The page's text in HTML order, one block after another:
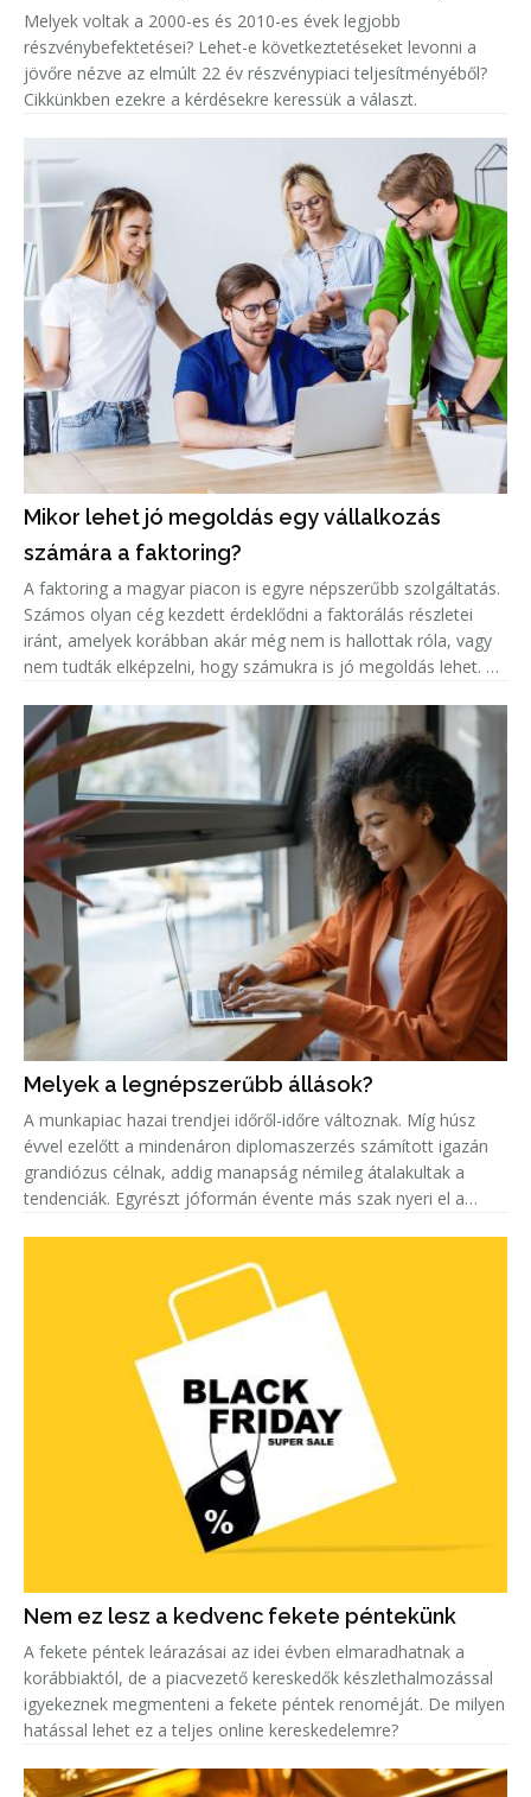
Melyek voltak a 2000-es és 2010-es évek legjobb
részvénybefektetései? Lehet-e következtetéseket levonni a
jövőre nézve az elmúlt 22 év részvénypiaci teljesítményéből?
Cikkünkben ezekre a kérdésekre keressük a választ.
Mikor lehet jó megoldás egy vállalkozás
számára a faktoring?
A faktoring a magyar piacon is egyre népszerűbb szolgáltatás.
Számos olyan cég kezdett érdeklődni a faktorálás részletei
iránt, amelyek korábban akár még nem is hallottak róla, vagy
nem tudták elképzelni, hogy számukra is jó megoldás lehet. A
Melyek a legnépszerűbb állások?
A munkapiac hazai trendjei időről-időre változnak. Míg húsz
évvel ezelőtt a mindenáron diplomaszerzés számított igazán
grandiózus célnak, addig manapság némileg átalakultak a
tendenciák. Egyrészt jóformán évente más szak nyeri el a
Nem ez lesz a kedvenc fekete péntekünk
A fekete péntek leárazásai az idei évben elmaradhatnak a
korábbiaktól, de a piacvezető kereskedők készlethalmozással
igyekeznek megmenteni a fekete péntek renoméját. De milyen
hatással lehet ez a teljes online kereskedelemre?